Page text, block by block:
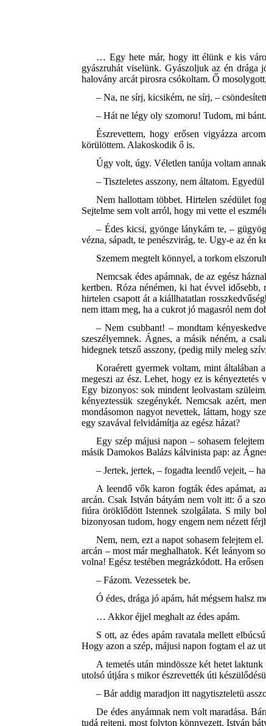
… Egy hete már, hogy itt élünk e kis
gyászruhát viselünk. Gyászoljuk az én drága
halovány arcát pirosra csókoltam. Ő
– Na, ne sírj, kicsikém, ne sírj, –
– Hát ne légy oly szomoru! Tudom, mi
Észrevettem, hogy erősen vigyázza
körülöttem. Alakoskodik ő is.
Úgy volt, úgy. Véletlen tanúja voltam
– Tiszteletes asszony, nem áltatom.
Nem hallottam többet. Hirtelen szédület
Sejtelme sem volt arról, hogy mi vette el
– Édes kicsi, gyönge lánykám te, –
vézna, sápadt, te penészvirág, te. Ugy-e az én
Szemem megtelt könnyel, a torkom
Nemcsak édes apámnak, de az egész
kertben. Róza nénémen, ki hat évvel
hirtelen csapott át a kiállhatatlan
nem ittam meg, ha a cukrot jó magasról nem
– Nem csubbant! – mondtam
szeszélyemnek. Ágnes, a másik néném, a
hidegnek tetsző asszony, (pedig mily meleg
Koraérett gyermek voltam, mint általában
megeszi az ész. Lehet, hogy ez is kényeztetés
Egy bizonyos: sok mindent leolvastam
kényeztessük szegénykét. Nemcsak azért,
mondásomon nagyot nevettek, láttam, hogy
egy szavával felvidámítja az egész házat?
Egy szép májusi napon – sohasem
másik Damokos Balázs kálvinista pap: az
– Jertek, jertek, – fogadta leendő vejeit, –
A leendő vők karon fogták édes apámat,
arcán. Csak István bátyám nem volt itt: ő a
fiúra öröklődött Istennek szolgálata. S mily
bizonyosan tudom, hogy engem nem nézett
Nem, nem, ezt a napot sohasem felejtem
arcán – most már meghalhatok. Két leányom
volna! Egész testében megrázkódott. Ha
– Fázom. Vezessetek be.
Ó édes, drága jó apám, hát mégsem halsz
… Akkor éjjel meghalt az édes apám.
S ott, az édes apám ravatala mellett
Hogy azon a szép, májusi napon fogtam el az
A temetés után mindössze két hetet laktunk
utolsó útjára s mikor észrevették úti
– Bár addig maradjon itt nagytiszteletü
De édes anyámnak nem volt maradása.
tudá rejteni, most folyton könnyezett. István